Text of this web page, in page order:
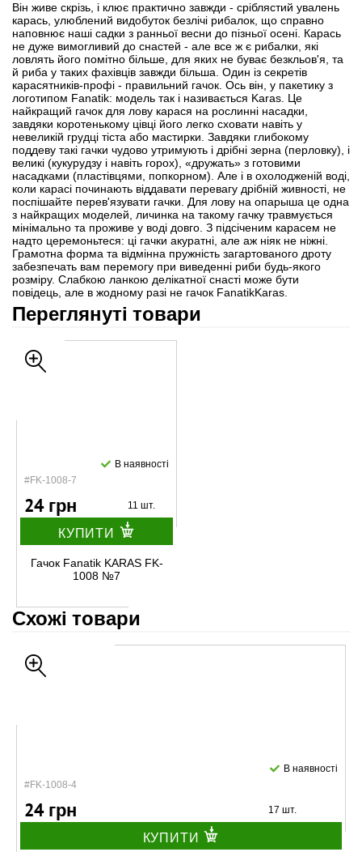
Він живе скрізь, і клює практично завжди - сріблястий увалень
карась, улюблений видобуток безлічі рибалок, що справно
наповнює наші садки з ранньої весни до пізньої осені. Карась
не дуже вимогливий до снастей - але все ж є рибалки, які
ловлять його помітно більше, для яких не буває безкльов'я, та
й риба у таких фахівців завжди більша. Один із секретів
карасятників-профі - правильний гачок. Ось він, у пакетику з
логотипом Fanatik: модель так і називається Karas. Це
найкращий гачок для лову карася на рослинні насадки,
завдяки коротенькому цівці його легко сховати навіть у
невеликій грудці тіста або мастирки. Завдяки глибокому
поддеву такі гачки чудово утримують і дрібні зерна (перловку), і
великі (кукурудзу і навіть горох), «дружать» з готовими
насадками (пластівцями, попкорном). Але і в охолодженій воді,
коли карасі починають віддавати перевагу дрібній живності, не
поспішайте перев'язувати гачки. Для лову на опарыша це одна
з найкращих моделей, личинка на такому гачку травмується
мінімально та проживе у воді довго. З підсіченим карасем не
надто церемоньтеся: ці гачки акуратні, але аж ніяк не ніжні.
Грамотна форма та відмінна пружність загартованого дроту
забезпечать вам перемогу при виведенні риби будь-якого
розміру. Слабкою ланкою делікатної снасті може бути
повідець, але в жодному разі не гачок FanatikKaras.
Переглянуті товари
#FK-1008-7
В наявності
24 грн 11 шт.
КУПИТИ
Гачок Fanatik KARAS FK-
1008 №7
Схожі товари
#FK-1008-4
В наявності
24 грн 17 шт.
КУПИТИ